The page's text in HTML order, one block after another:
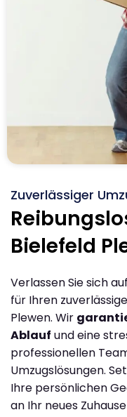
Zuverlässiger
Bielefeld
Verlassen Sie sich
für Ihren
Plewen. Wir
Ablauf und eine
professionellen
Umzugslösungen.
Ihre persönlichen
an Ihr neues